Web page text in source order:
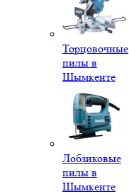
Торцовочные
пилы в
Шымкенте
Лобзиковые
пилы в
Шымкенте